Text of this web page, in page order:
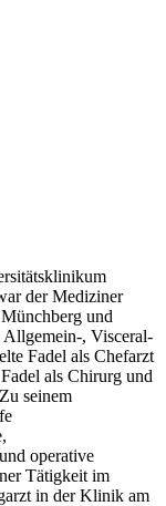
der Mediziner
und
Allgemein-, Visceral-
Fadel als Chefarzt
als Chirurg und
seinem
operative
Tätigkeit im
in der Klinik am